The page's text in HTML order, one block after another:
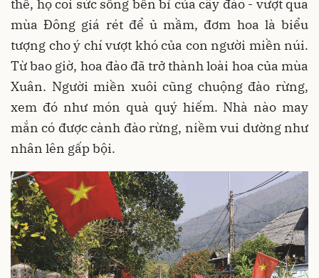
thế, họ coi sức sống bền bỉ của cây đào - vượt qua
mùa Đông giá rét để ủ mầm, đơm hoa là biểu
tượng cho ý chí vượt khó của con người miền núi.
Từ bao giờ, hoa đào đã trở thành loài hoa của mùa
Xuân. Người miền xuôi cũng chuộng đào rừng,
xem đó như món quà quý hiếm. Nhà nào may
mắn có được cành đào rừng, niềm vui dường như
nhân lên gấp bội.